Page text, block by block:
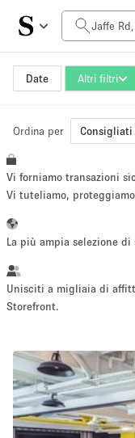
Date Altri filtri
Prezzo al giorno
HK$0
Dimensioni dello spazio
~ 13 persone
Servizio
fotografico
Ordina per Consigliati
Vi forniamo transazioni
Vi tuteliamo,
La più ampia selezione di
Unisciti a migliaia di
Storefront.